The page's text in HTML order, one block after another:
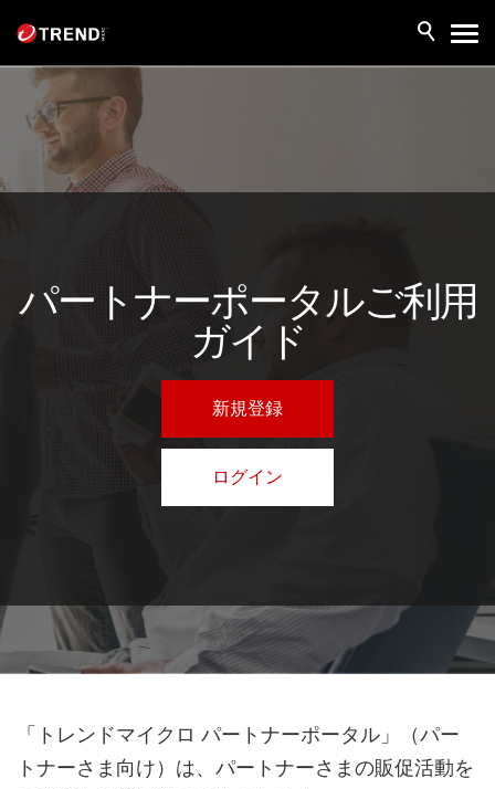
パートナーポータルご利用
ガイド
新規登録
ログイン
「トレンドマイクロ パートナーポータル」（パー
トナーさま向け）は、パートナーさまの販促活動を